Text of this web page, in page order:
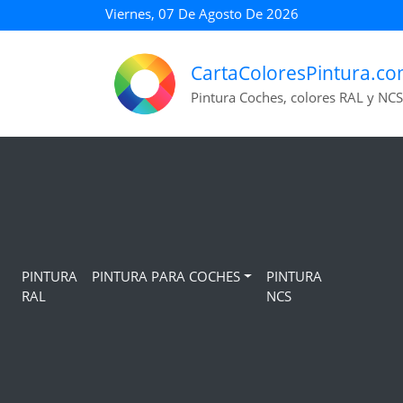
Viernes, 07 De Agosto De 2026
Pintura Coches, colores RAL y NCS
PINTURA
RAL
PINTURA PARA COCHES
PINTURA
NCS